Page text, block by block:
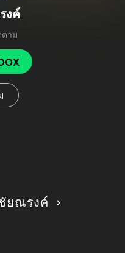
งค์
ตาม
ยณรงค์